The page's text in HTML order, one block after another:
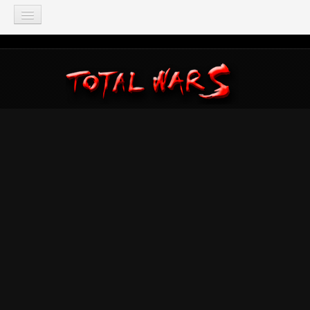
TOTAL WAR
Total War: Three Kingdoms
Total War: Warhammer